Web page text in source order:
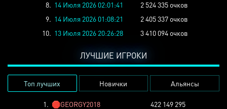
8. 14 Июля 2026 02:01:41
2 524 335 очков
9. 14 Июля 2026 01:08:21
2 405 337 очков
10. 13 Июля 2026 20:26:28 3 410 094 очков
ЛУЧШИЕ ИГРОКИ
Топ лучших Новички Альянсы
1. 🛑GEORGY2018
422 149 295